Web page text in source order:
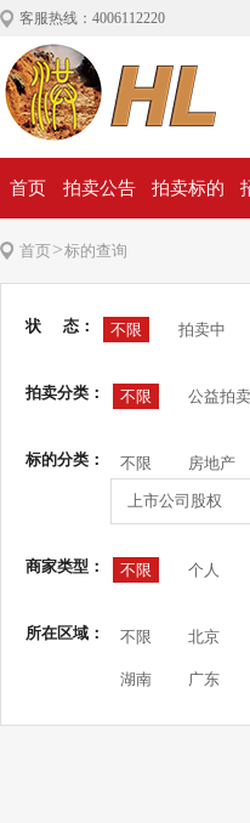
客服热线：4006112220
首页 拍卖公告 拍卖标的
首页>标的查询
状 态： 不限 拍卖中
拍卖分类： 不限 公益拍卖
标的分类： 不限 房地产
上市公司股权
商家类型： 不限 个人
所在区域： 不限 北京
湖南 广东